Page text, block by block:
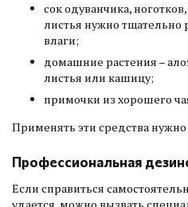
сок одуванчика,
листья нужно тщательно
влаги;
домашние растения –
листья или кашицу;
примочки из хорошего
Применять эти средства
Профессиональная
Если справиться